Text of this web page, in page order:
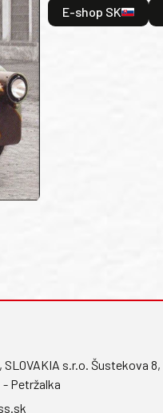
E-shop SK
SLOVAKIA s.r.o. Šustekova 8,
- Petržalka